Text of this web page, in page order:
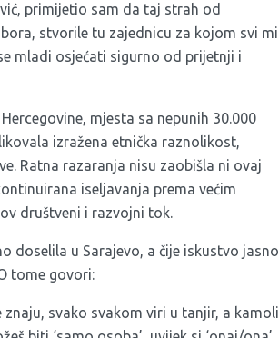
primijetio sam da taj strah od
stvorile tu zajednicu za kojom svi mi
mladi osjećati sigurno od prijetnji i
mjesta sa nepunih 30.000
izražena etnička raznolikost,
Ratna razaranja nisu zaobišla ni ovaj
iseljavanja prema većim
društveni i razvojni tok.
doselila u Sarajevo, a čije iskustvo jasno
tome govori:
svako svakom viri u tanjir, a kamoli